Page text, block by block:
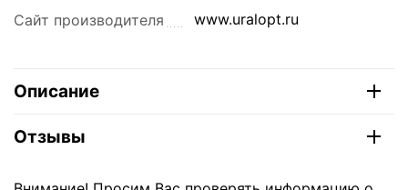
Сайт производителя
www.uralopt.ru
Описание
Отзывы